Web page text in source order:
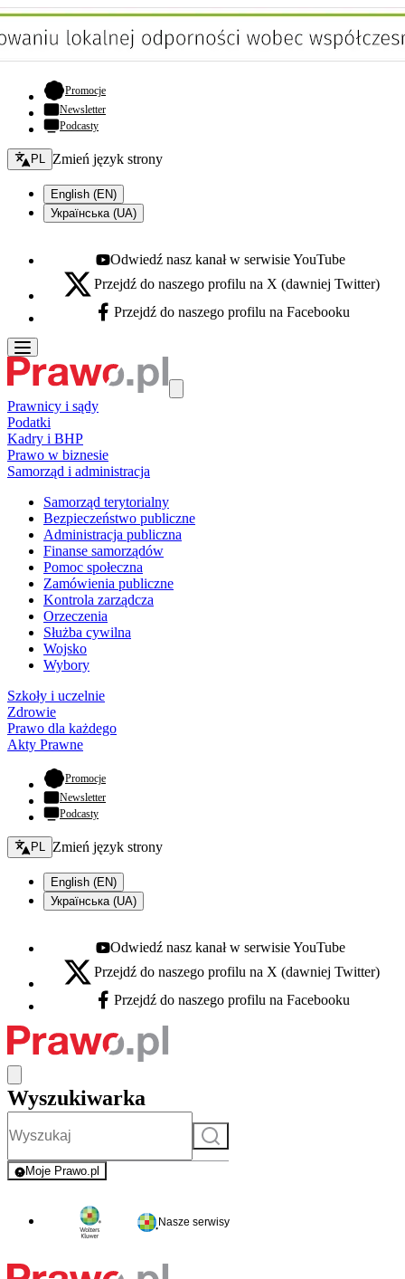
Promocje- otwiera się w nowej karcie
Newsletter
Podcasty
Zmień język - bieżący:
PL Zmień język strony
English (EN)
Українська (UA)
Youtube - otwiera się w nowej karcie
Odwiedź nasz kanał w serwisie YouTube
X - otwiera się w nowej karcie
Przejdź do naszego profilu na X (dawniej Twitter)
Facebook - otwiera się w nowej karcie
Przejdź do naszego profilu na Facebooku
Prawnicy i sądy
Podatki
Kadry i BHP
Prawo w biznesie
Samorząd i administracja
Samorząd terytorialny
Bezpieczeństwo publiczne
Administracja publiczna
Finanse samorządów
Pomoc społeczna
Zamówienia publiczne
Kontrola zarządcza
Orzeczenia
Służba cywilna
Wojsko
Wybory
Szkoły i uczelnie
Zdrowie
Prawo dla każdego
Akty Prawne
Promocje- otwiera się w nowej karcie
Newsletter
Podcasty
Zmień język - bieżący:
PL Zmień język strony
English (EN)
Українська (UA)
Youtube - otwiera się w nowej karcie
Odwiedź nasz kanał w serwisie YouTube
X - otwiera się w nowej karcie
Przejdź do naszego profilu na X (dawniej Twitter)
Facebook - otwiera się w nowej karcie
Przejdź do naszego profilu na Facebooku
Wyszukiwarka
Szukaj
Moje Prawo.pl
- rejestracja i logowanie do serwisu
Nasze serwisy